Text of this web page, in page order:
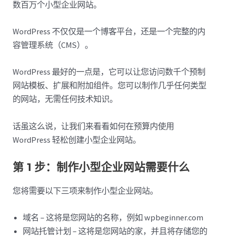
数百万个小型企业网站。
WordPress 不仅仅是一个博客平台，还是一个完整的内
容管理系统（CMS）。
WordPress 最好的一点是，它可以让您访问数千个预制
网站模板、扩展和附加组件。您可以制作几乎任何类型
的网站，无需任何技术知识。
话虽这么说，让我们来看看如何在预算内使用
WordPress 轻松创建小型企业网站。
第 1 步：制作小型企业网站需要什么
您将需要以下三项来制作小型企业网站。
域名 – 这将是您网站的名称，例如 wpbeginner.com
网站托管计划 – 这将是您网站的家，并且将存储您的